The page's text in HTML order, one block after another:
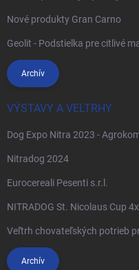
Nové produkty Gran Carno
Geolit - Podstielka pre citlivé
Archív
VÝSTAVY A VELTRHY
Dog Expo Nitra 2023 -
Nitradog 2024
Eurocereali Pesenti s.r.l.
NITRADOG St. Nicolaus Cup
Veľtrh chovateľských potrieb
Archív